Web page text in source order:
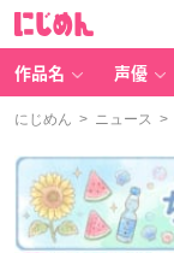
作品名 声優
にじめん > ニュース >